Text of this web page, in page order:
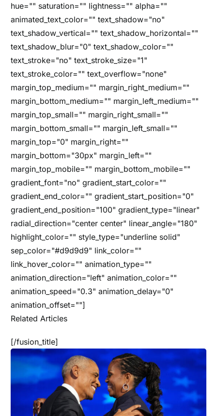
hue="" saturation="" lightness="" alpha=""
animated_text_color="" text_shadow="no"
text_shadow_vertical="" text_shadow_horizontal=""
text_shadow_blur="0" text_shadow_color=""
text_stroke="no" text_stroke_size="1"
text_stroke_color="" text_overflow="none"
margin_top_medium="" margin_right_medium=""
margin_bottom_medium="" margin_left_medium=""
margin_top_small="" margin_right_small=""
margin_bottom_small="" margin_left_small=""
margin_top="0" margin_right=""
margin_bottom="30px" margin_left=""
margin_top_mobile="" margin_bottom_mobile=""
gradient_font="no" gradient_start_color=""
gradient_end_color="" gradient_start_position="0"
gradient_end_position="100" gradient_type="linear"
radial_direction="center center" linear_angle="180"
highlight_color="" style_type="underline solid"
sep_color="#d9d9d9" link_color=""
link_hover_color="" animation_type=""
animation_direction="left" animation_color=""
animation_speed="0.3" animation_delay="0"
animation_offset=""]
Related Articles
[/fusion_title]